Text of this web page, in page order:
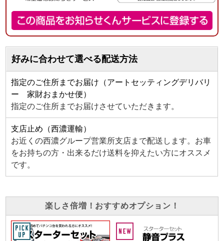
好みに合わせて選べる配送方法
指定のご住所までお届け（アートセッティングデリバリ
ー 家財おまかせ便）
指定のご住所までお届けさせていただきます。
支店止め（西濃運輸）
お近くの西濃グループ営業所支店まで配送します。お車
をお持ちの方・出来るだけ送料を抑えたい方にオススメ
です。
楽しさ倍増！おすすめオプション！